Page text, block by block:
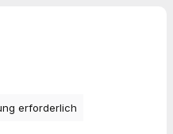
erforderlich